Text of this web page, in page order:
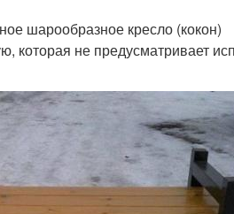
шарообразное кресло (кокон)
которая не предусматривает